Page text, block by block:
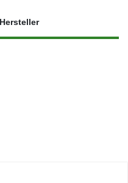
Hersteller